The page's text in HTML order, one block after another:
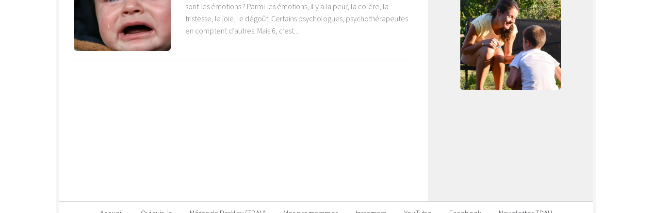
sont les émotions ? Parmi les émotions, il y a la peur, la colère, la
tristesse, la joie, le dégoût. Certains psychologues, psychothérapeutes
en comptent d’autres. Mais 6, c’est...